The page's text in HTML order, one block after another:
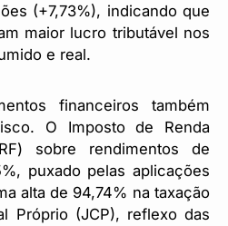
(+7,73%), indicando que
maior lucro tributável nos
e real.
financeiros também
O Imposto de Renda
sobre rendimentos de
puxado pelas aplicações
alta de 94,74% na taxação
Próprio (JCP), reflexo das